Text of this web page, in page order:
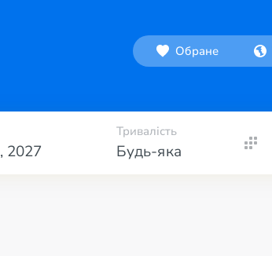
Обране
, 2027
Тривалість
Будь-яка